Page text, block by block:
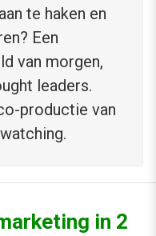
te haken en
Een
van morgen,
leaders.
productie van
in 2